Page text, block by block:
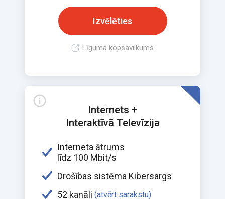
Izvēlēties
Līguma kopsavilkums
Internets +
Interaktīvā Televīzija
Interneta ātrums
līdz 100 Mbit/s
Drošības sistēma Kibersargs
52 kanāli (atvērt sarakstu)